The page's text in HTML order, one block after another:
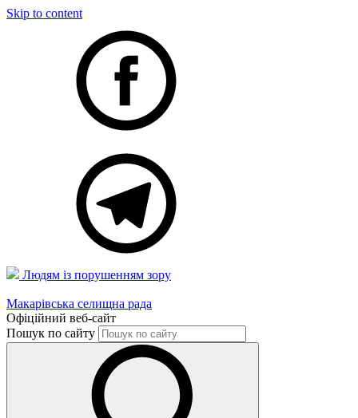
Skip to content
Людям із порушенням зору
Макарівська селищна рада
Офіційний веб-сайт
Пошук по сайту